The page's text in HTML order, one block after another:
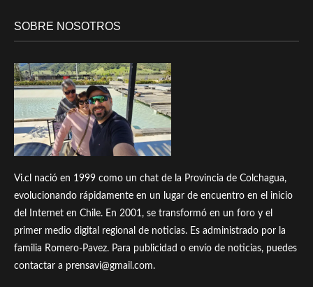
SOBRE NOSOTROS
Vi.cl nació en 1999 como un chat de la Provincia de Colchagua,
evolucionando rápidamente en un lugar de encuentro en el inicio
del Internet en Chile. En 2001, se transformó en un foro y el
primer medio digital regional de noticias. Es administrado por la
familia Romero-Pavez. Para publicidad o envío de noticias, puedes
contactar a prensavi@gmail.com.